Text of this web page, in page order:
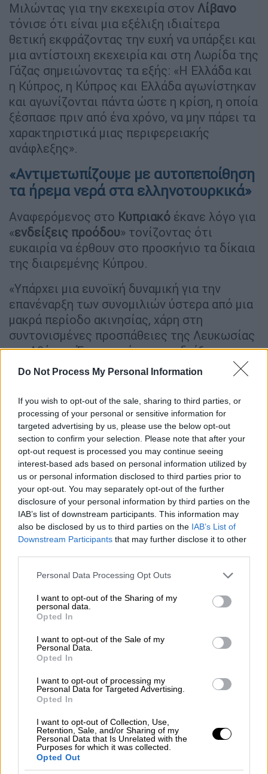
Do Not Process My Personal Information
If you wish to opt-out of the sale, sharing to third parties, or
processing of your personal or sensitive information for
targeted advertising by us, please use the below opt-out
section to confirm your selection. Please note that after your
opt-out request is processed you may continue seeing
interest-based ads based on personal information utilized by
us or personal information disclosed to third parties prior to
your opt-out. You may separately opt-out of the further
disclosure of your personal information by third parties on the
IAB’s list of downstream participants. This information may
also be disclosed by us to third parties on the IAB’s List of
Downstream Participants that may further disclose it to other
Please note that this website/app uses one or more Google
not limited to your visit or usage behaviour. You may click to
grant or deny consent to Google and its third-party tags to
use your data for below specified purposes in below Google
consent section.
Personal Data Processing Opt Outs
I want to opt-out of the Sharing of my
personal data.
Opted In
I want to opt-out of the Sale of my
Personal Data.
Opted In
I want to opt-out of processing my
Personal Data for Targeted Advertising.
Opted In
I want to opt-out of Collection, Use,
Retention, Sale, and/or Sharing of my
Personal Data that Is Unrelated with the
Purposes for which it was collected.
Opted Out
Μιλώντας για την εκεχειρία στον Λίβανο
τόνισε ότι είναι μια εξέλιξη ιδιαίτερα
θετική εκφράζοντας την ευχή να υπάρξει και
μια αντίστοιχη εκεχειρία και στη Λωρίδα της
Γάζας σημειώνοντας τα εξής: «Η Ελλάδα και
η Κύπρος, η Κύπρος και Ελλάδα αγωνίστηκαν
και αγωνίζονται πάντα ώστε η κρίση, η οποία
ξέσπασε πριν από ένα χρόνο, να μην πάρει τα
χαρακτηριστικά μιας περιφερειακής
ανάφλεξης».
«Αντιμετωπίζουμε με αυτοπεποίθηση
τα ήρεμα νερά στα ελληνοτουρκικά»
Αναφερόμενος στο Κυπριακό έκανε λόγο για
«ενδείξεις προόδου» τονίζοντας ότι
ευκαιρία να έρθουν στο προσκήνιο τα δίκαια
της διαιρεμένης Κύπρου.
«Υπάρχει μια ευνοϊκή δυναμική για την
επανέναρξη των συνομιλιών ύστερα από μια
μακρά περίοδο ακινησίας, χάρη στη
συντονισμένες προσπάθειες της Λευκωσίας
και Αθήνας. Έχουμε κάποιες ενδείξεις
προόδου. Σταθερή επιδίωξή μας μια δίκαιη
και βιώσιμη λύση, πάντα με βάση τις
αποφάσεις του Συμβουλίου Ασφαλείας του
Οργανισμού Ηνωμένων Εθνών. Να θυμίσω
βέβαια ότι και η Ελλάδα θα είναι μημόνιμο
μέλος του Συμβουλίου Ασφαλείας για τη
διετία 2025 2026.Είναι μια ακόμα ευκαιρία
να έρθουν στο Διεθνές προσκήνιο τα εθνικά
δίκαια της διαιρεμένης ευρωπαϊκής Κύπρου»
σημείωσε για το Κυπριακό.
Και όπως τόνισε «στο πλαίσιο αυτό,
επιβεβαιώσαμε σήμερα με τονΠρόεδρο
των δύο κυβερνήσεων».
«Δεν μπορούμε να δεχθούμε νομιμοποίηση
των τετελεσμένων ούτε φυσικά τη
διαιώνιση ενός δράματος» είπε μεταξύ
άλλων ο πρωθυπουργός λέγοντας ότι η
βελτίωση του κλίματος στις
ελληνοτουρκικές σχέσεις δεν σημαίνει
αυτόματα και αλλαγή της στάσης του.
«Γνωρίζουμε ασφαλώς και δεν έχουμε
αυταπάτες ότι αυτή η βελτίωση του
κλίματος δεν συνεπάγεται αυτόματα και τη
μεταβολή των θέσεων τηςΤουρκίας. Όμως